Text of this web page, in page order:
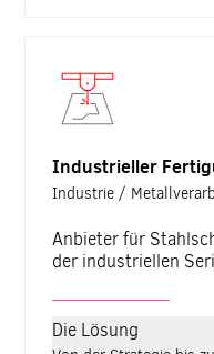
Industrieller
Industrie /
Anbieter für
der industriellen
Die Lösung